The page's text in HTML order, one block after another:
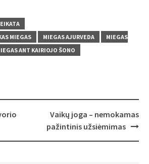
MIEGAS MIEGAS AJURVEDA
MIEGAS
ANT KAIRIOJO ŠONO
Vaikų joga – nemokamas
pažintinis užsiėmimas